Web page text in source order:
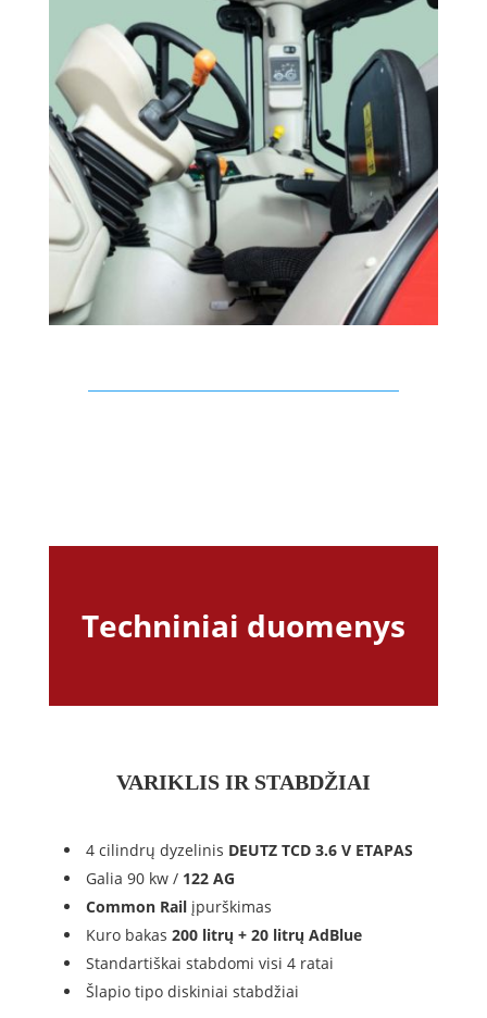
Techniniai duomenys
VARIKLIS IR STABDŽIAI
4 cilindrų dyzelinis DEUTZ TCD 3.6 V ETAPAS
Galia 90 kw / 122 AG
Common Railįpurškimas
Kuro bakas 200 litrų + 20 litrų AdBlue
Standartiškai stabdomi visi 4 ratai
Šlapio tipo diskiniai stabdžiai